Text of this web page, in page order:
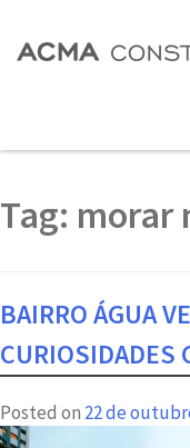
Tag: morar
BAIRRO ÁGUA
CURIOSIDADES
Posted on 22 de